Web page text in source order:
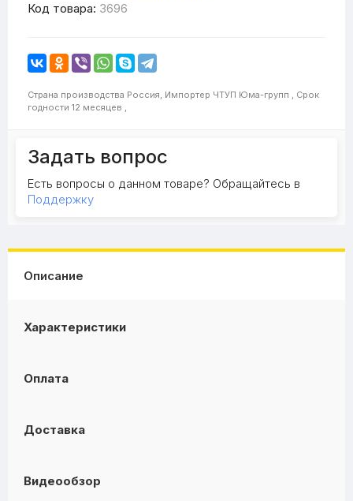
Код товара: 3696
Страна производства Россия, Импортер ЧТУП Юма-групп , Срок
годности 12 месяцев ,
Задать вопрос
Есть вопросы о данном товаре? Обращайтесь в
Поддержку
Описание
Характеристики
Оплата
Доставка
Видеообзор